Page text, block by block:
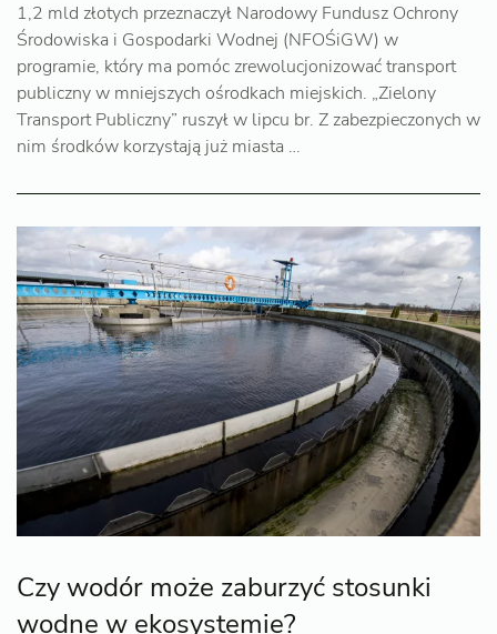
1,2 mld złotych przeznaczył Narodowy Fundusz Ochrony
Środowiska i Gospodarki Wodnej (NFOŚiGW) w
programie, który ma pomóc zrewolucjonizować transport
publiczny w mniejszych ośrodkach miejskich. „Zielony
Transport Publiczny” ruszył w lipcu br. Z zabezpieczonych w
nim środków korzystają już miasta …
Czy wodór może zaburzyć stosunki
wodne w ekosystemie?